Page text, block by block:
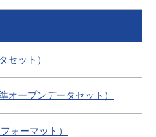
セット）
オープンデータセット）
ォーマット）